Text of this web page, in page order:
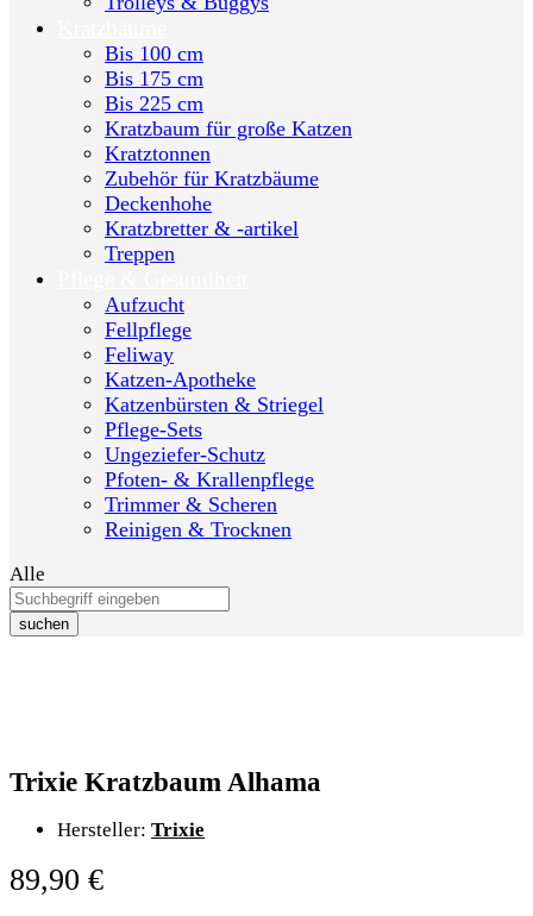
Bis 100 cm
Bis 175 cm
Bis 225 cm
Kratzbaum für große Katzen
Kratztonnen
Zubehör für Kratzbäume
Deckenhohe
Kratzbretter & -artikel
Treppen
Aufzucht
Fellpflege
Feliway
Katzen-Apotheke
Katzenbürsten & Striegel
Pflege-Sets
Ungeziefer-Schutz
Pfoten- & Krallenpflege
Trimmer & Scheren
Reinigen & Trocknen
Alle
suchen
Trixie Kratzbaum Alhama
Hersteller: Trixie
89,90 €